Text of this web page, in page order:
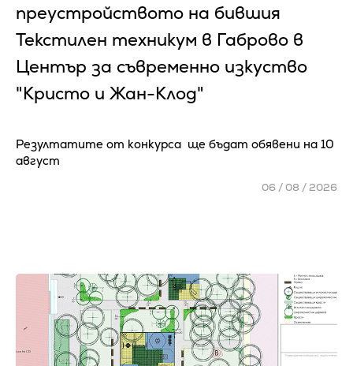
преустройството на бившия
Текстилен техникум в Габрово в
Център за съвременно изкуство
"Кристо и Жан-Клод"
Резултатите от конкурса ще бъдат обявени на 10
август
06 / 08 / 2026